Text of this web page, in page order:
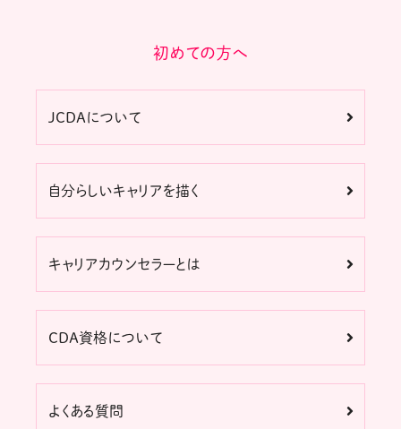
初めての方へ
JCDAについて
自分らしいキャリアを描く
キャリアカウンセラーとは
CDA資格について
よくある質問